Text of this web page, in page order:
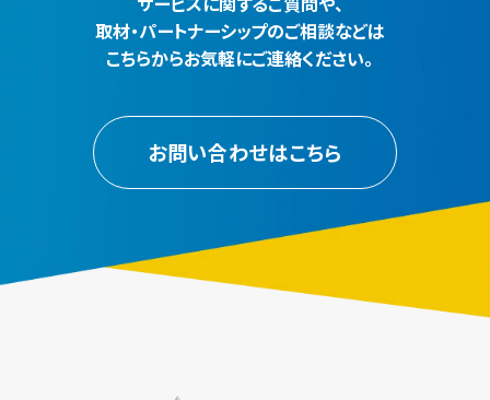
取材・パートナーシップのご相談などは
こちらからお気軽にご連絡ください。
お問い合わせはこちら